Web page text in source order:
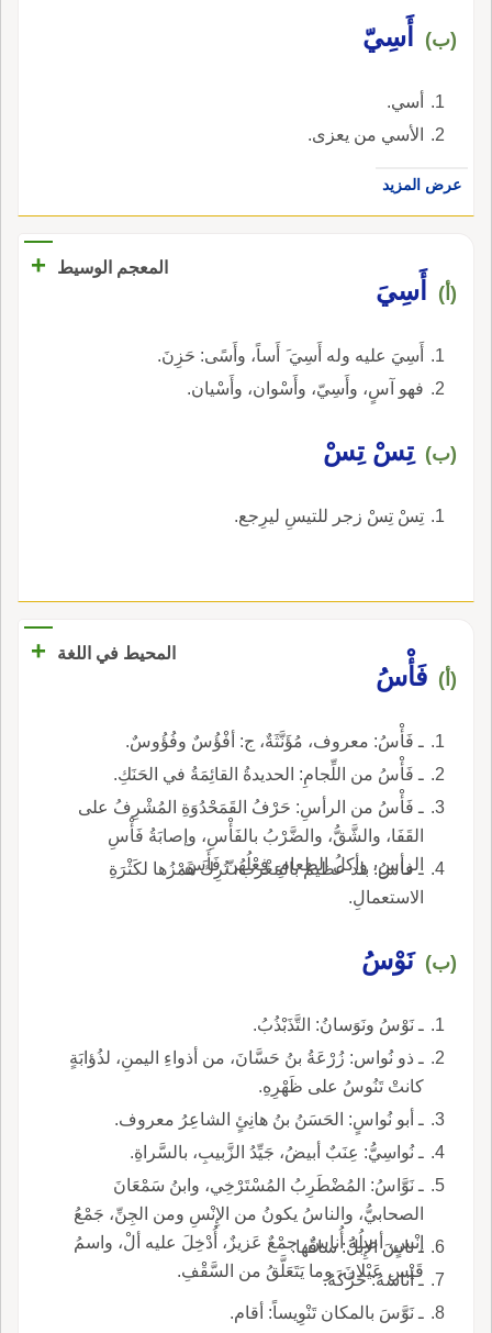
(ب) أَسِيّ
أسي.
الأسي من يعزى.
عرض المزيد
المعجم الوسيط +
(أ) أَسِيَ
أَسِيَ عليه وله أَسِيَ َ أَساً، وأَسًى: حَزِنَ.
فهو آسٍ، وأَسِيّ، وأَسْوان، وأَسْيان.
(ب) تِسْ تِسْ
تِسْ تِسْ زجر للتيسِ ليرِجع.
المحيط في اللغة +
(أ) فَأْسُ
ـ فَأْسُ: معروف، مُؤَنَّثَةٌ، ج: أفْؤُسٌ وفُؤُوسٌ.
ـ فَأْسُ من اللِّجامِ: الحديدةُ القائِمَةُ في الحَنَكِ.
ـ فَأْسُ من الرأسِ: حَرْفُ القَمَحْدُوَةِ المُشْرِفُ على
القَفَا، والشَّقُّ، والضَّرْبُ بالفَأْسِ، وإصابَةُ فَأْسِ
الرأسِ، وأكلُ الطعامِ، فِعْلُهُنّ فَأَسَ.
ـ فاسُ: بلد عظيمٌ بالمَغْرب، تُرِكَ هَمْزُها لكَثْرَةِ
الاستعمالِ.
(ب) نَوْسُ
ـ نَوْسُ ونَوَسانُ: التَّذَبْذُبُ.
ـ ذو نُواس: زُرْعَةُ بنُ حَسَّانَ، من أذواءِ اليمنِ، لذُؤابَةٍ
كانتْ تَنُوسُ على ظَهْرِهِ.
ـ أبو نُواسٍ: الحَسَنُ بنُ هانِئٍ الشاعِرُ معروف.
ـ نُواسِيُّ: عِنَبٌ أبيضُ، جَيِّدُ الزَّبيبِ، بالسَّراةِ.
ـ نَوَّاسُ: المُضْطَرِبُ المُسْتَرْخِي، وابنُ سَمْعَانَ
الصحابيُّ، والناسُ يكونُ من الإِنْسِ ومن الجِنِّ، جَمْعُ
إنْسٍ، أصلُهُ أُناسٌ، جمْعٌ عَزيزٌ، أُدْخِلَ عليه ألْ، واسمُ
قَيْسِ عَيْلانَ، وما يَتَعَلَّقُ من السَّقْفِ.
ـ ناسَ الإِبلَ: ساقَها.
ـ أناسَهُ: حَرَّكَهُ.
ـ نَوَّسَ بالمكان تَنْوِيساً: أقام.